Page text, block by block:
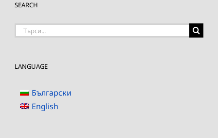
SEARCH
Търсене
LANGUAGE
Български
English